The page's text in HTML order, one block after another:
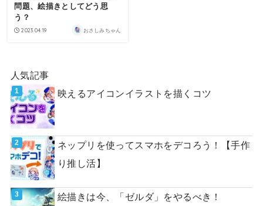
問題、絵描きとしてどう思
う？
2023.04.19 おさしみちゃん
人気記事
映えるアイコンイラストを描くコツ
ネップリを使ってスマホをデコろう！【手作
り推し活】
絵描きは今、「ゼルダ」をやるべき！